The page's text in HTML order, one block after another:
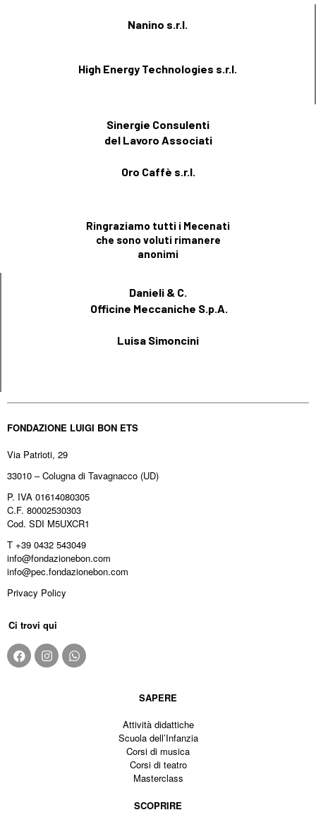
Nanino s.r.l.
High Energy Technologies s.r.l.
Sinergie Consulenti
del Lavoro Associati
Oro Caffè s.r.l.
Ringraziamo tutti i Mecenati
che sono voluti rimanere
anonimi
Danieli & C.
Officine Meccaniche S.p.A.
Luisa Simoncini
FONDAZIONE LUIGI BON ETS
Via Patrioti, 29
33010 – Colugna di Tavagnacco (UD)
P. IVA 01614080305
C.F. 80002530303
Cod. SDI M5UXCR1
T +39 0432 543049
info@fondazionebon.com
info@pec.fondazionebon.com
Privacy Policy
Ci trovi qui
SAPERE
Attività didattiche
Scuola dell’Infanzia
Corsi di musica
Corsi di teatro
Masterclass
SCOPRIRE